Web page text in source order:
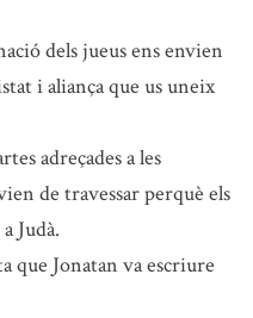
dels jueus ens envien
i aliança que us uneix
adreçades a les
de travessar perquè els
Judà.
que Jonatan va escriure